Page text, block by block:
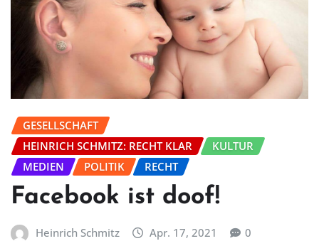
GESELLSCHAFT
HEINRICH SCHMITZ: RECHT KLAR
KULTUR
MEDIEN
POLITIK RECHT
Facebook ist doof!
Heinrich Schmitz Apr. 17, 2021 0